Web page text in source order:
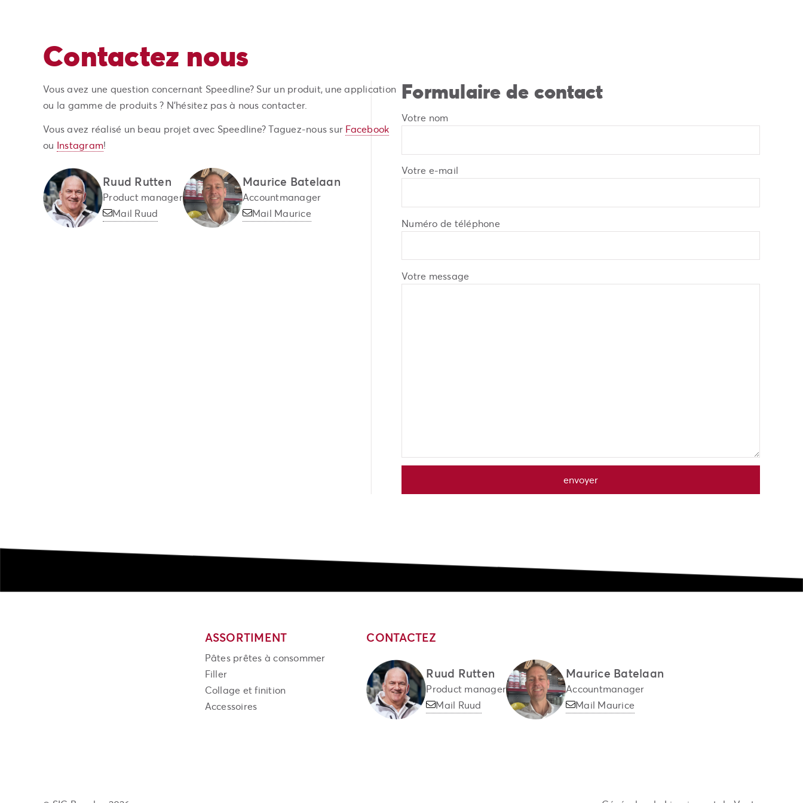
Contactez nous
Vous avez une question concernant Speedline? Sur un produit, une application
ou la gamme de produits ? N’hésitez pas à nous contacter.
Vous avez réalisé un beau projet avec Speedline? Taguez-nous sur Facebook
ou Instagram!
Ruud Rutten
Product manager
Mail Ruud
Maurice Batelaan
Accountmanager
Mail Maurice
Formulaire de contact
Votre nom
Votre e-mail
Numéro de téléphone
Votre message
ASSORTIMENT
Pâtes prêtes à consommer
Filler
Collage et finition
Accessoires
CONTACTEZ
Ruud Rutten
Product manager
Mail Ruud
Maurice Batelaan
Accountmanager
Mail Maurice